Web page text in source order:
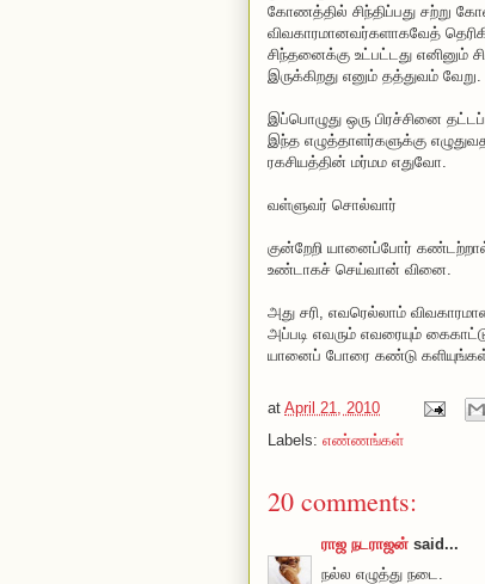
கோணத்தில் சிந்திப்பது சற்று
விவகாரமானவர்களாகவேத்
சிந்தனைக்கு உட்பட்டது
இருக்கிறது எனும் தத்துவம் வேறு.
இப்பொழுது ஒரு பிரச்சினை
இந்த எழுத்தாளர்களுக்கு
ரகசியத்தின் மர்மம எதுவோ.
வள்ளுவர் சொல்வார்
குன்றேறி யானைப்போர்
உண்டாகச் செய்வான் வினை.
அது சரி, எவரெல்லாம்
அப்படி எவரும் எவரையும்
யானைப் போரை கண்டு
at April 21, 2010
Labels: எண்ணங்கள்
20 comments:
ராஜ நடராஜன் said...
நல்ல எழுத்து நடை.